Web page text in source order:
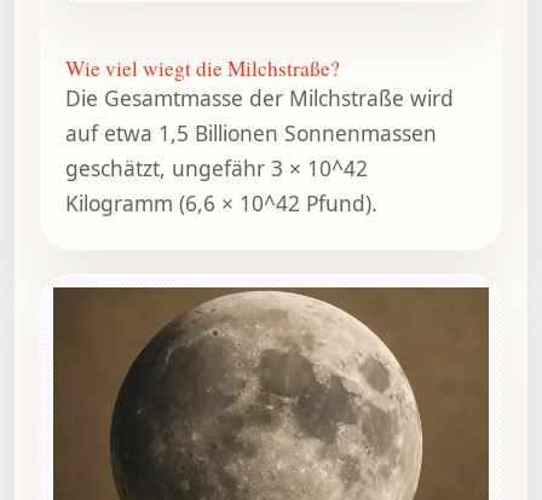
Wie viel wiegt die Milchstraße?
Die Gesamtmasse der Milchstraße wird
auf etwa 1,5 Billionen Sonnenmassen
geschätzt, ungefähr 3 × 10^42
Kilogramm (6,6 × 10^42 Pfund).